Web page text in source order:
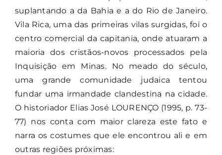
suplantando a da Bahia e a do Rio de Janeiro.
Vila Rica, uma das primeiras vilas surgidas, foi o
centro comercial da capitania, onde atuaram a
maioria dos cristãos-novos processados pela
Inquisição em Minas. No meado do século,
uma grande comunidade judaica tentou
fundar uma irmandade clandestina na cidade.
O historiador Elias José LOURENÇO (1995, p. 73-
77) nos conta com maior clareza este fato e
narra os costumes que ele encontrou ali e em
outras regiões próximas: